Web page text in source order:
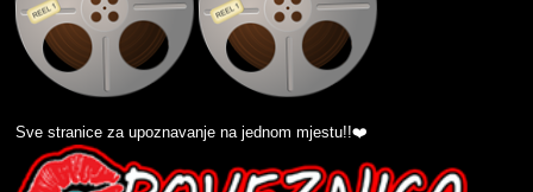
Sve stranice za upoznavanje na jednom mjestu!!❤️